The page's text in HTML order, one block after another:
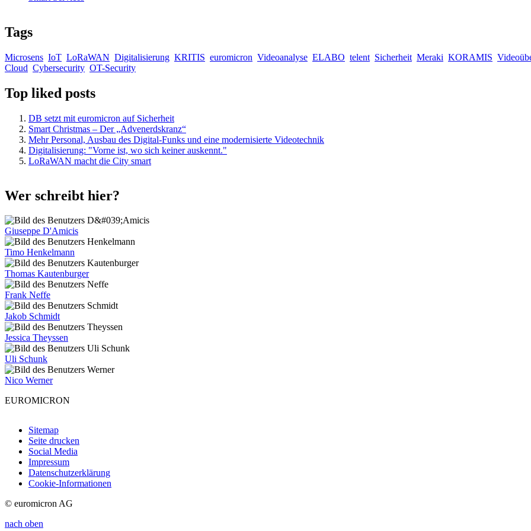
Tags
Microsens IoT LoRaWAN Digitalisierung KRITIS euromicron Videoanalyse ELABO telent Sicherheit Meraki KORAMIS
Cloud Cybersecurity OT-Security
Top liked posts
DB setzt mit euromicron auf Sicherheit
Smart Christmas – Der „Advenerdskranz“
Mehr Personal, Ausbau des Digital-Funks und eine modernisierte Videotechnik
Digitalisierung: "Vorne ist, wo sich keiner auskennt."
LoRaWAN macht die City smart
Wer schreibt hier?
Giuseppe D'Amicis
Timo Henkelmann
Thomas Kautenburger
Frank Neffe
Jakob Schmidt
Jessica Theyssen
Uli Schunk
Nico Werner
EUROMICRON
Sitemap
Seite drucken
Social Media
Impressum
Datenschutzerklärung
Cookie-Informationen
© euromicron AG
nach oben